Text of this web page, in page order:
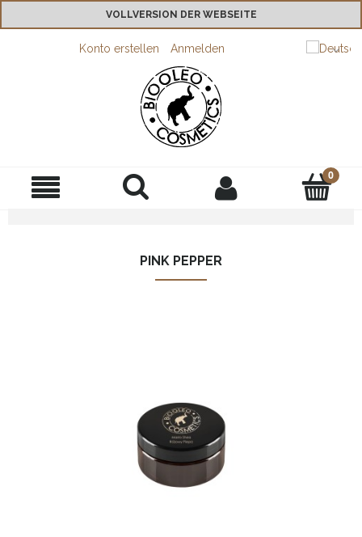
VOLLVERSION DER WEBSEITE
Konto erstellen Anmelden
PINK PEPPER